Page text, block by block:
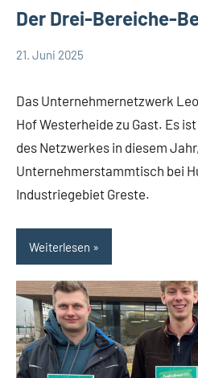
Der Drei-Bereiche-
Wirtschaft
21. Juni 2025
Das Unternehmernetzwerk
Hof Westerheide zu Gast. Es
des Netzwerkes in diesem
Unternehmerstammtisch bei
Industriegebiet Greste.
Weiterlesen